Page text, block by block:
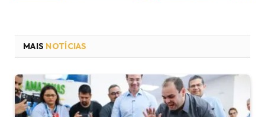
MAIS NOTÍCIAS